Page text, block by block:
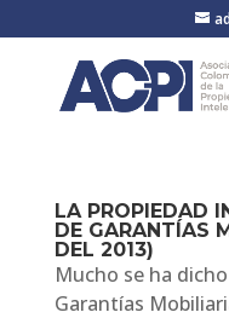
LA PROPIEDAD
DE GARANTÍAS
DEL 2013)
Mucho se ha
Garantías